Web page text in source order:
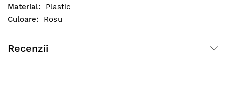
Plastic
Rosu
Recenzii